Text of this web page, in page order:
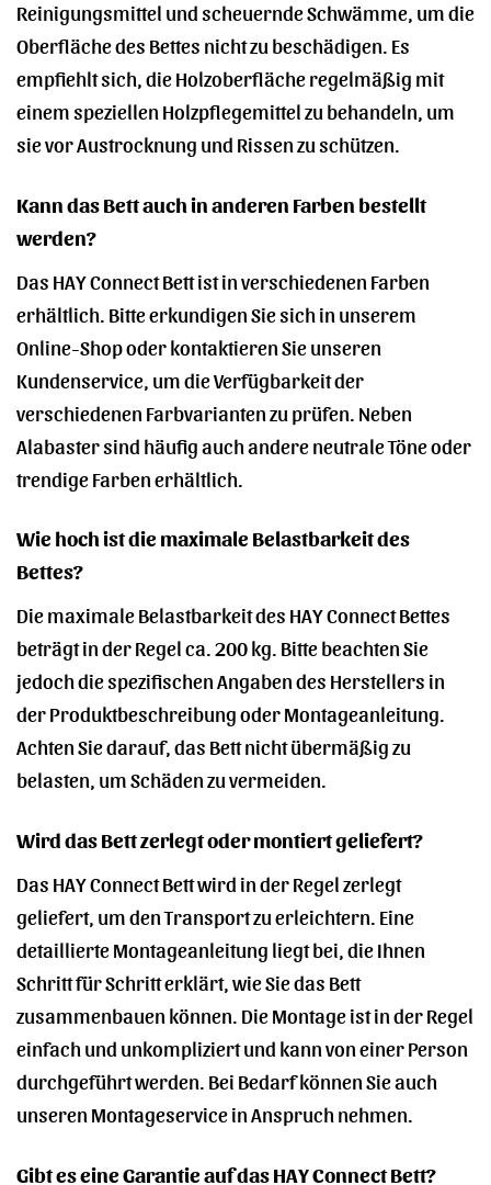
Reinigungsmittel und scheuernde Schwämme, um die
Oberfläche des Bettes nicht zu beschädigen. Es
empfiehlt sich, die Holzoberfläche regelmäßig mit
einem speziellen Holzpflegemittel zu behandeln, um
sie vor Austrocknung und Rissen zu schützen.
Kann das Bett auch in anderen Farben bestellt
werden?
Das HAY Connect Bett ist in verschiedenen Farben
erhältlich. Bitte erkundigen Sie sich in unserem
Online-Shop oder kontaktieren Sie unseren
Kundenservice, um die Verfügbarkeit der
verschiedenen Farbvarianten zu prüfen. Neben
Alabaster sind häufig auch andere neutrale Töne oder
trendige Farben erhältlich.
Wie hoch ist die maximale Belastbarkeit des
Bettes?
Die maximale Belastbarkeit des HAY Connect Bettes
beträgt in der Regel ca. 200 kg. Bitte beachten Sie
jedoch die spezifischen Angaben des Herstellers in
der Produktbeschreibung oder Montageanleitung.
Achten Sie darauf, das Bett nicht übermäßig zu
belasten, um Schäden zu vermeiden.
Wird das Bett zerlegt oder montiert geliefert?
Das HAY Connect Bett wird in der Regel zerlegt
geliefert, um den Transport zu erleichtern. Eine
detaillierte Montageanleitung liegt bei, die Ihnen
Schritt für Schritt erklärt, wie Sie das Bett
zusammenbauen können. Die Montage ist in der Regel
einfach und unkompliziert und kann von einer Person
durchgeführt werden. Bei Bedarf können Sie auch
unseren Montageservice in Anspruch nehmen.
Gibt es eine Garantie auf das HAY Connect Bett?